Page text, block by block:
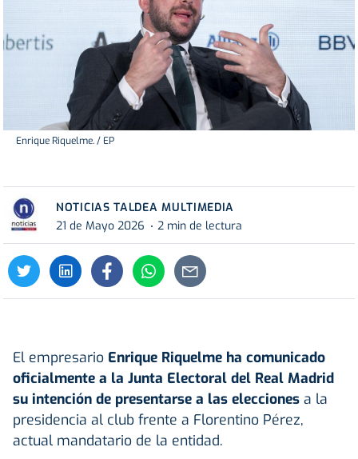
Enrique Riquelme. / EP
NOTICIAS TALDEA MULTIMEDIA
21 de Mayo 2026
2 min de lectura
El empresario Enrique Riquelme ha comunicado
oficialmente a la Junta Electoral del Real Madrid
su intención de presentarse a las elecciones a la
presidencia al club frente a Florentino Pérez,
actual mandatario de la entidad.